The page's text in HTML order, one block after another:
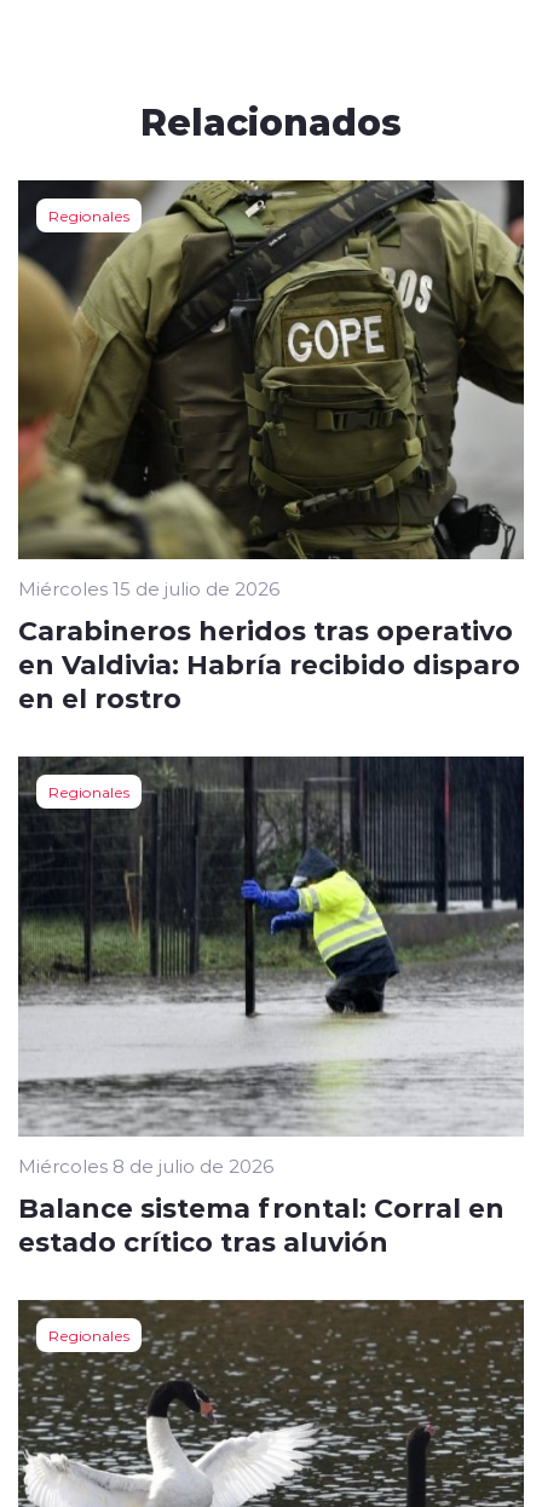
Relacionados
Regionales
Miércoles 15 de julio de 2026
Carabineros heridos tras operativo
en Valdivia: Habría recibido disparo
en el rostro
Regionales
Miércoles 8 de julio de 2026
Balance sistema frontal: Corral en
estado crítico tras aluvión
Regionales